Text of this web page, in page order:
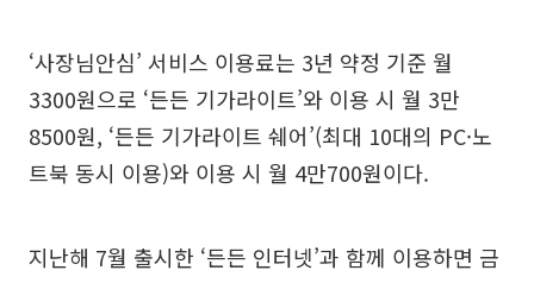
‘사장님안심’ 서비스 이용료는 3년 약정 기준 월
3300원으로 ‘든든 기가라이트’와 이용 시 월 3만
8500원, ‘든든 기가라이트 쉐어’(최대 10대의 PC·노
트북 동시 이용)와 이용 시 월 4만700원이다.
지난해 7월 출시한 ‘든든 인터넷’과 함께 이용하면 금